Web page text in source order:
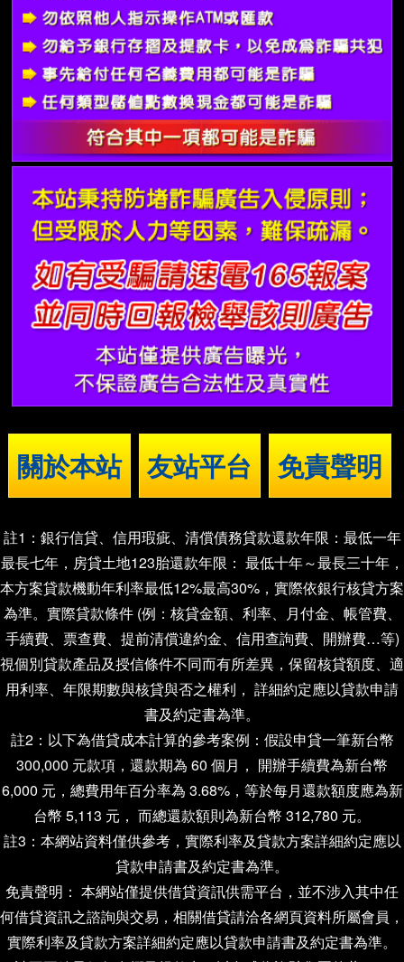
關於本站 友站平台 免責聲明
註1：銀行信貸、信用瑕疵、清償債務貸款還款年限：最低一年
最長七年，房貸土地123胎還款年限： 最低十年～最長三十年，
本方案貸款機動年利率最低12%最高30%，實際依銀行核貸方案
為準。實際貸款條件 (例：核貸金額、利率、月付金、帳管費、
手續費、票查費、提前清償違約金、信用查詢費、開辦費…等)
視個別貸款產品及授信條件不同而有所差異，保留核貸額度、適
用利率、年限期數與核貸與否之權利， 詳細約定應以貸款申請
書及約定書為準。
註2：以下為借貸成本計算的參考案例：假設申貸一筆新台幣
300,000 元款項，還款期為 60 個月， 開辦手續費為新台幣
6,000 元，總費用年百分率為 3.68%，等於每月還款額度應為新
台幣 5,113 元， 而總還款額則為新台幣 312,780 元。
註3：本網站資料僅供參考，實際利率及貸款方案詳細約定應以
貸款申請書及約定書為準。
免責聲明： 本網站僅提供借貸資訊供需平台，並不涉入其中任
何借貸資訊之諮詢與交易，相關借貸請洽各網頁資料所屬會員，
實際利率及貸款方案詳細約定應以貸款申請書及約定書為準。